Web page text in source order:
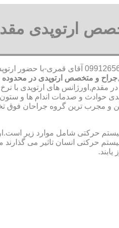
ارتوپدی
09912656520 آقای قمری-
جراح و متخصص ارتوپدی در محدوده
مقدم,اورژانس های ارتوپدی با
حوادث و صدمات اندام ها و
‏مجرب ‏ترین ‏گروه ‏جراحان ‏فوق
حرکتی شامل موارد زیر
حرکتی انسان تاثیر می گذارند